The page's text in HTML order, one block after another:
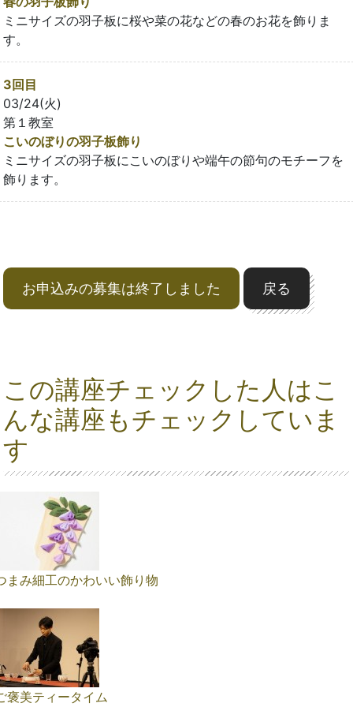
ミニサイズの羽子板に桜や菜の花などの春のお花を飾りま
す。
3回目
03/24(火)
第１教室
こいのぼりの羽子板飾り
ミニサイズの羽子板にこいのぼりや端午の節句のモチーフを
飾ります。
お申込みの募集は終了しました 戻る
この講座チェックした人はこ
んな講座もチェックしていま
す
まみ細工のかわいい飾り物
褒美ティータイム